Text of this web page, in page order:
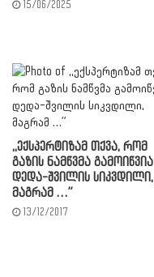
15/06/2025
,,ექსპერტიზამ თქვა, რომ
გაზის ნამწვმა გამოიწვია
დედა-შვილის სიკვდილი,
მაგრამ …”
13/12/2017